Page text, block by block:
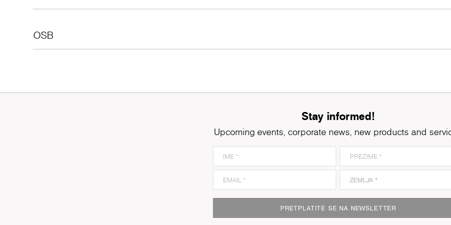
OSB
Stay informed!
Upcoming events, corporate news, new products and
PRETPLATITE SE NA NEWSLETTER